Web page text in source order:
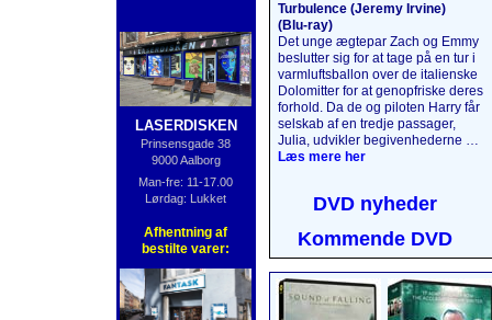
LASERDISKEN
Prinsensgade 38
9000 Aalborg
Man-fre: 11-17.00
Lørdag: Lukket
Afhentning af
bestilte varer:
Turbulence (Jeremy Irvine)
(Blu‑ray)
Det unge ægtepar Zach og Emmy
beslutter sig for at tage på en tur i
varmlufts­ballon over de italienske
Dolomitter for at genopfriske deres
forhold. Da de og piloten Harry får
selskab af en tredje passager,
Julia, udvikler begivenhederne sig
på en måde, de aldrig kunne have
været en uforglemmelig tur, til en
mørke hemmeligheder afsløres,
og naturens vrede slippes løs.
Læs mere her....
Læs mere her
DVD nyheder
Kommende DVD